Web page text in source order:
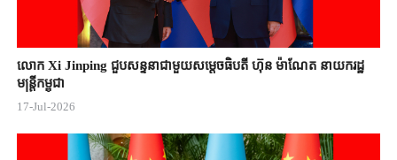
លោក Xi Jinping ជួបសន្ទនាជាមួយសម្តេចធិបតី ហ៊ុន ម៉ាណែត នាយករដ្ឋ
មន្ត្រីកម្ពុជា
17-Jul-2026